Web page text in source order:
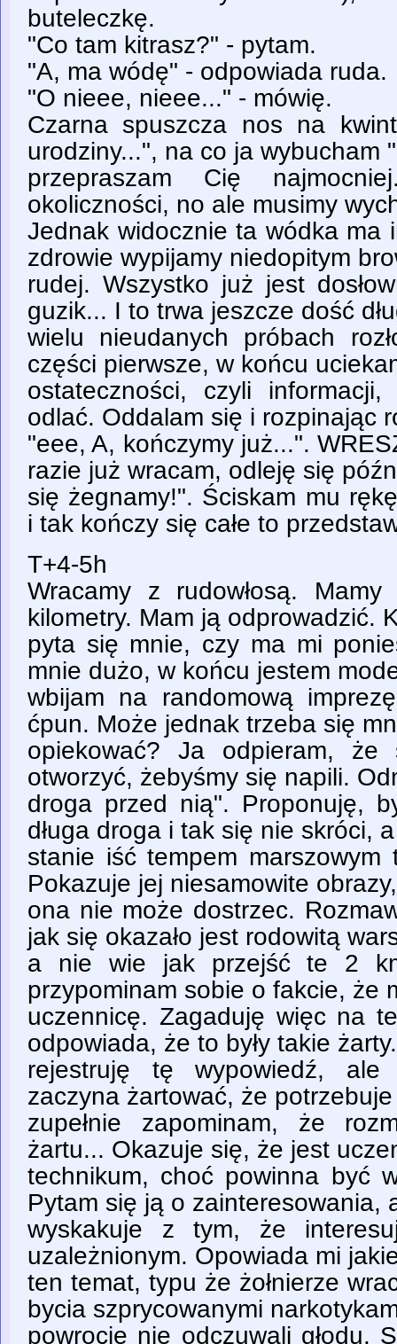
buteleczkę.
"Co tam kitrasz?" - pytam.
"A, ma wódę" - odpowiada ruda.
"O nieee, nieee..." - mówię.
Czarna spuszcza nos na
urodziny...", na co ja wybucham
przepraszam Cię
okoliczności, no ale musimy
Jednak widocznie ta wódka ma
zdrowie wypijamy niedopitym
rudej. Wszystko już jest
guzik... I to trwa jeszcze dość
wielu nieudanych próbach
części pierwsze, w końcu
ostateczności, czyli
odlać. Oddalam się i rozpinając
"eee, A, kończymy już...".
razie już wracam, odleję się
się żegnamy!". Ściskam mu
i tak kończy się całe to
T+4-5h
Wracamy z rudowłosą.
kilometry. Mam ją odprowadzić.
pyta się mnie, czy ma mi
mnie dużo, w końcu jestem
wbijam na randomową
ćpun. Może jednak trzeba się
opiekować? Ja odpieram,
otworzyć, żebyśmy się napili.
droga przed nią". Proponuję,
długa droga i tak się nie skróci,
stanie iść tempem marszowym
Pokazuje jej niesamowite
ona nie może dostrzec.
jak się okazało jest rodowitą
a nie wie jak przejść te 2
przypominam sobie o fakcie, że
uczennicę. Zagaduję więc na
odpowiada, że to były takie
rejestruję tę wypowiedź,
zaczyna żartować, że
zupełnie zapominam, że
żartu... Okazuje się, że jest
technikum, choć powinna być
Pytam się ją o zainteresowania,
wyskakuje z tym, że
uzależnionym. Opowiada mi
ten temat, typu że żołnierze
bycia szprycowanymi
powrocie nie odczuwali głodu.